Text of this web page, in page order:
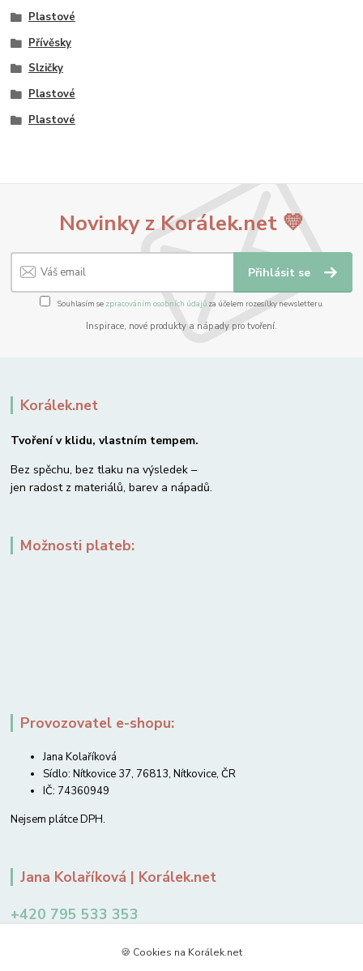
Plastové
Přívěsky
Slzičky
Plastové
Plastové
Novinky z Korálek.net 💛
Přihlásit se
Souhlasím se zpracováním osobních údajůza účelem rozesílky newsletteru.
Inspirace, nové produkty a nápady pro tvoření.
Korálek.net
Tvoření v klidu, vlastním tempem.
Bez spěchu, bez tlaku na výsledek –
jen radost z materiálů, barev a nápadů.
Možnosti plateb:
Provozovatel e-shopu:
Jana Kolaříková
Sídlo: Nítkovice 37, 76813, Nítkovice, ČR
IČ: 74360949
Nejsem plátce DPH.
Jana Kolaříková | Korálek.net
+420 795 533 353
🍪 Cookies na Korálek.net